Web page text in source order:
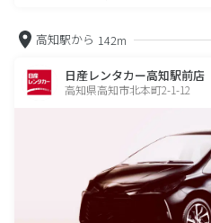
高知駅から 142m
日産レンタカー高知駅前店
高知県高知市北本町2-1-12